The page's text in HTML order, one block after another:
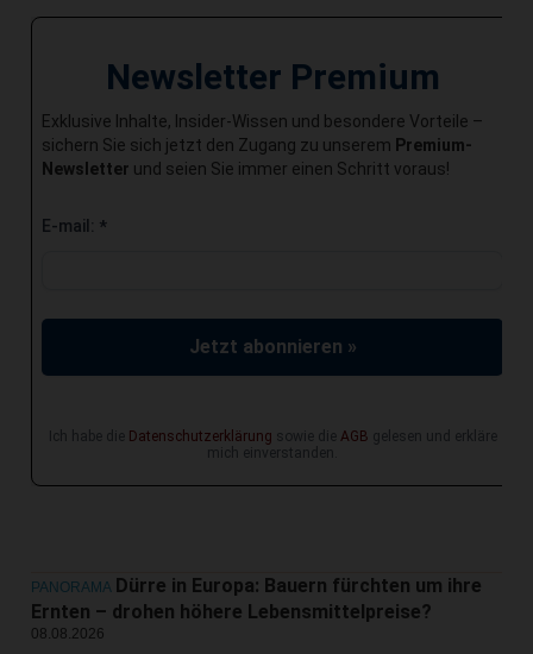
Newsletter Premium
Exklusive Inhalte, Insider-Wissen und besondere Vorteile –
sichern Sie sich jetzt den Zugang zu unserem Premium-
Newsletter und seien Sie immer einen Schritt voraus!
E-mail: *
Jetzt abonnieren »
Ich habe die Datenschutzerklärung sowie die AGB gelesen und erkläre
mich einverstanden.
PANORAMA Dürre in Europa: Bauern fürchten um ihre
Ernten – drohen höhere Lebensmittelpreise?
08.08.2026